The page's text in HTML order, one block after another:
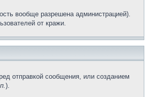
вообще разрешена администрацией).
от кражи.
отправкой сообщения, или созданием
).